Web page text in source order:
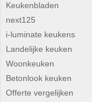
Keukenbladen
next125
i-luminate keukens
Landelijke keuken
Woonkeuken
Betonlook keuken
Offerte vergelijken